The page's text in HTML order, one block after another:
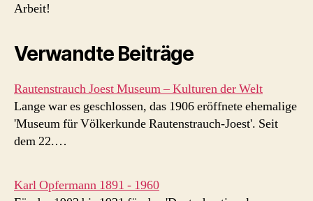
Arbeit!
Verwandte Beiträge
Rautenstrauch Joest Museum – Kulturen der Welt
Lange war es geschlossen, das 1906 eröffnete ehemalige
'Museum für Völkerkunde Rautenstrauch-Joest'. Seit
dem 22.…
Karl Opfermann 1891 - 1960